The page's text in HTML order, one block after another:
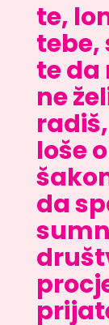
te,
tebe,
te da
ne
loše
da